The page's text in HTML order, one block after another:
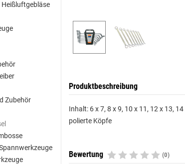
Heißluftgebläse
Zubehör
Produktbeschreibung
Inhalt: 6 x 7, 8 x 9, 10 x 11, 12 x 13,
polierte Köpfe
Bewertung (0)